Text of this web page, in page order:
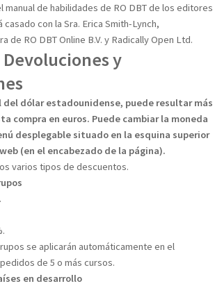
de habilidades de RO DBT de los editores
con la Sra. Erica Smith-Lynch,
de RO DBT Online B.V. y Radically Open Ltd.
y
del dólar estadounidense, puede resultar más
compra en euros. Puede cambiar la moneda
desplegable situado en la esquina superior
(en el encabezado de la página).
varios tipos de descuentos.
se aplicarán automáticamente en el
de 5 o más cursos.
en desarrollo